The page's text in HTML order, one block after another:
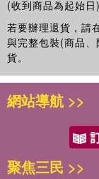
賴暖婷
弘光科技大學老人
工。
2016年進入永信
社工，一開始對於
「不當照護體驗工
一年透過自立支
15位專業輔導委
成長，在方案社
為何長輩不喝水、
不當照護體驗營，
不當照護體驗之設
(收到商品為起始日)
若要辦理退貨，請
與完整包裝(商品
貨。
網站導航 >>
聚焦三民 >>